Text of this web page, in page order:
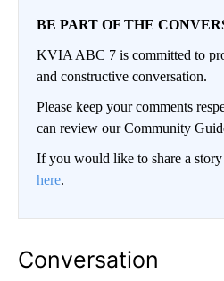
BE PART OF THE
KVIA ABC 7 is committed to
and constructive conversation.
Please keep your comments
can review our Community
If you would like to share a
here.
Conversation